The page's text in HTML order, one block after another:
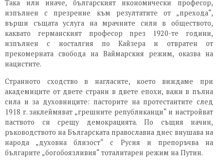
Така или иначе, българският икономически професор,
изпълнен с презрение към резултатите от „прехода“,
върши същата услуга на мрачните сили в обществото,
каквато германският професор през 1920-те години,
изпълнен с носталгия по Кайзера и отвратен от
прекомерната свобода на Ваймарския режим, оказва на
нацистите.
Странното сходство в нагласите, което виждаме при
академиците от двете страни в двете епохи, важи в пълна
сила и за духовниците: пасторите на протестантите след
1918 г. заклеймяват „грешните републиканци“ и настройват
паството си срещу демокрацията. По същия начин,
ръководството на Българската православна днес внушава на
народа „духовна близост“ с Русия и препоръчва на
българите „богобоязливия“ тоталитарен режим на Путин.